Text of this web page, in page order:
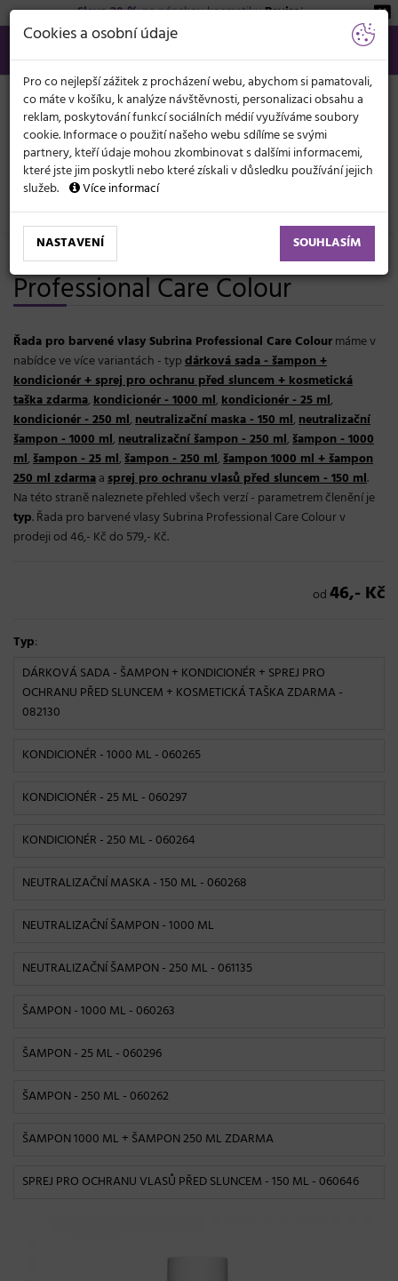
Sleva 20 %na pánskou kosmetikuBeviro!
566 440 099
info@svetkadernictvi.cz
Po−pá: 8−17
Vše o nákupu Kč
KATEGORIE
MENU
Značky Subrina Professional
Řada pro barvené vlasy Subrina
Professional Care Colour
Řada pro barvené vlasy Subrina Professional Care Colourmáme v
nabídce ve více variantách - typdárková sada - šampon +
kondicionér + sprej pro ochranu před sluncem + kosmetická
taška zdarma,kondicionér - 1000 ml,kondicionér - 25 ml,
kondicionér - 250 ml,neutralizační maska - 150 ml,neutralizační
šampon - 1000 ml,neutralizační šampon - 250 ml,šampon - 1000
ml,šampon - 25 ml,šampon - 250 ml,šampon 1000 ml + šampon
250 ml zdarmaasprej pro ochranu vlasů před sluncem - 150 ml.
Na této straně naleznete přehled všech verzí - parametrem členění je
typ. Řada pro barvené vlasy Subrina Professional Care Colour v
prodeji od 46,- Kč do 579,- Kč.
od46,- Kč
Typ:
DÁRKOVÁ SADA - ŠAMPON + KONDICIONÉR + SPREJ PRO
OCHRANU PŘED SLUNCEM + KOSMETICKÁ TAŠKA ZDARMA-
082130
KONDICIONÉR - 1000 ML - 060265
KONDICIONÉR - 25 ML - 060297
KONDICIONÉR - 250 ML - 060264
NEUTRALIZAČNÍ MASKA - 150 ML - 060268
NEUTRALIZAČNÍ ŠAMPON - 1000 ML
NEUTRALIZAČNÍ ŠAMPON - 250 ML - 061135
ŠAMPON - 1000 ML - 060263
ŠAMPON - 25 ML - 060296
ŠAMPON - 250 ML - 060262
ŠAMPON 1000 ML + ŠAMPON 250 ML ZDARMA
SPREJ PRO OCHRANU VLASŮ PŘED SLUNCEM - 150 ML - 060646
Cookies a osobní údaje
Pro co nejlepší zážitek z procházení webu, abychom si pamatovali,
co máte v košíku, k analýze návštěvnosti, personalizaci obsahu a
reklam, poskytování funkcí sociálních médií využíváme soubory
cookie. Informace o použití našeho webu sdílíme se svými
partnery, kteří údaje mohou zkombinovat s dalšími informacemi,
které jste jim poskytli nebo které získali v důsledku používání jejich
služeb.
Více informací
NASTAVENÍ SOUHLASÍM